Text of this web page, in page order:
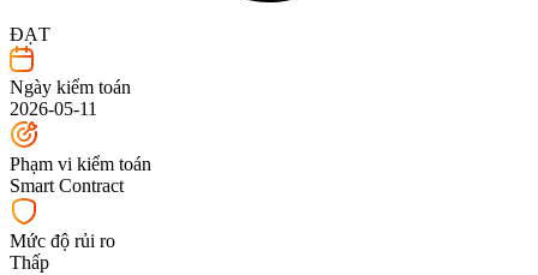
ĐẠT
Ngày kiểm toán
2026-05-11
Phạm vi kiểm toán
Smart Contract
Mức độ rủi ro
Thấp